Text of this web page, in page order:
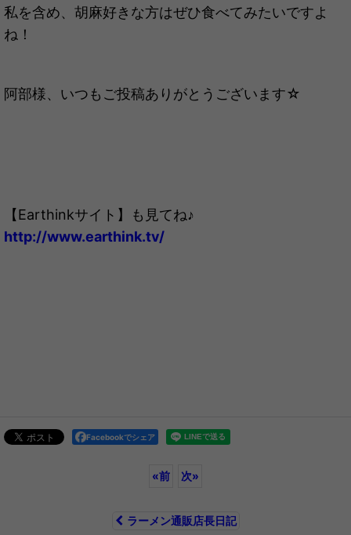
私を含め、胡麻好きな方はぜひ食べてみたいですよ
ね！
阿部様、いつもご投稿ありがとうございます☆
【Earthinkサイト】も見てね♪
http://www.earthink.tv/
Facebookでシェア
«前 次»
ラーメン通販店長日記